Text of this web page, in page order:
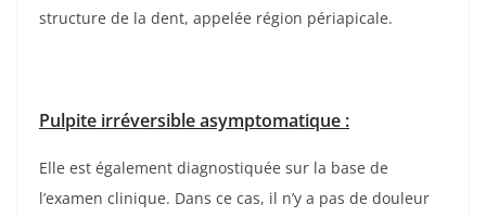
structure de la dent, appelée région périapicale.
Pulpite irréversible asymptomatique :
Elle est également diagnostiquée sur la base de
l’examen clinique. Dans ce cas, il n’y a pas de douleur